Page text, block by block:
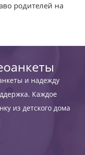
родителей на
и надежду
Каждое
из детского дома